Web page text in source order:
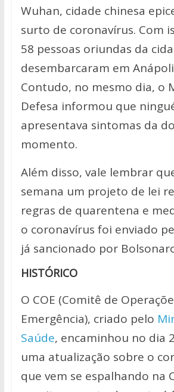
Wuhan, cidade chinesa
surto de coronavírus. Com
58 pessoas oriundas da
desembarcaram em
Contudo, no mesmo dia, o
Defesa informou que
apresentava sintomas da
momento.
Além disso, vale lembrar
semana um projeto de lei
regras de quarentena e
o coronavírus foi enviado
já sancionado por
HISTÓRICO
O COE (Comitê de
Emergência), criado pelo
Saúde, encaminhou no dia
uma atualização sobre o
que vem se espalhando na